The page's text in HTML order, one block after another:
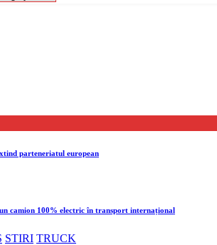
parteneriatul european
camion 100% electric în transport internațional
STIRI TRUCK